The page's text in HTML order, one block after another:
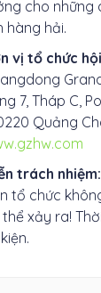
cho những
hàng hải.
vị tổ chức
7, Tháp C,
Quảng
trách nhiệm:
tổ chức
xảy ra!